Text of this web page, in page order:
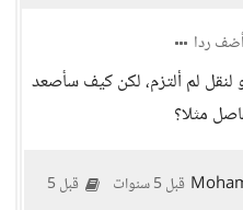
أضف ردا
لنقل لم ألتزم، لكن كيف سأصعد
مثلا؟
قبل 5 سنوات
قبل 5